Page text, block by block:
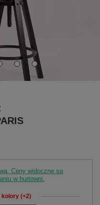
Ceny widoczne są
w hurtowni.
(+2)